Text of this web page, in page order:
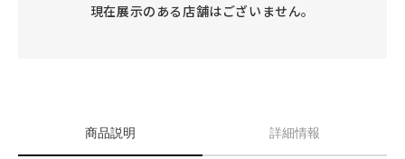
商品説明 詳細情報
現在展示のある店舗はございません。